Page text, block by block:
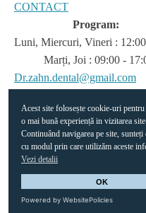
Acest site folosește cookie-uri
o mai bună experiență in vizitarea
Continuând navigarea pe site, sunteți
cu modul prin care utilizăm aceste
Vezi detalii
OK
Powered by WebsitePolicies
CONTACT
Program:
Luni, Miercuri, Vineri :
Marți, Joi : 09:00 -
Dr.zahn.dental@gmail.com
POLITICI COOKIES
POLITICA DE
Făurit și vegheat de Digital
Marketing